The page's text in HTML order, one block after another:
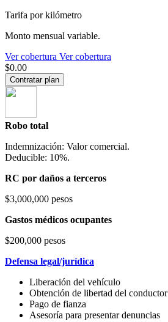
Tarifa por kilómetro
Monto mensual variable.
Ver cobertura Ver cobertura
$0.00
Contratar plan
Robo total
Indemnización: Valor comercial.
Deducible: 10%.
RC por daños a terceros
$3,000,000 pesos
Gastos médicos ocupantes
$200,000 pesos
Defensa legal/jurídica
Liberación del vehículo
Obtención de libertad del conductor
Pago de fianza
Asesoría para presentar denuncias